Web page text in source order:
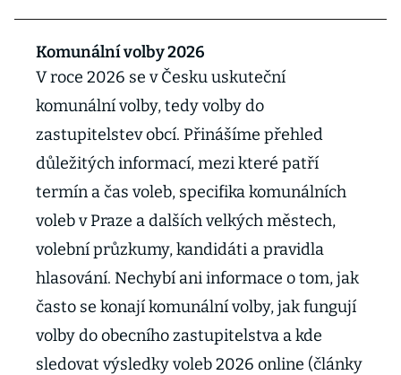
Komunální volby 2026
V roce 2026 se v Česku uskuteční
komunální volby, tedy volby do
zastupitelstev obcí. Přinášíme přehled
důležitých informací, mezi které patří
termín a čas voleb, specifika komunálních
voleb v Praze a dalších velkých městech,
volební průzkumy, kandidáti a pravidla
hlasování. Nechybí ani informace o tom, jak
často se konají komunální volby, jak fungují
volby do obecního zastupitelstva a kde
sledovat výsledky voleb 2026 online (články